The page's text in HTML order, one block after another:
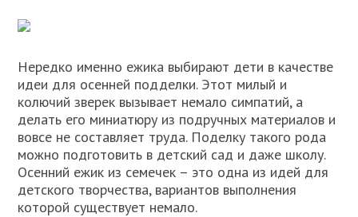
Нередко именно ежика выбирают дети в качестве
идеи для осенней подделки. Этот милый и
колючий зверек вызывает немало симпатий, а
делать его миниатюру из подручных материалов и
вовсе не составляет труда. Поделку такого рода
можно подготовить в детский сад и даже школу.
Осенний ежик из семечек – это одна из идей для
детского творчества, вариантов выполнения
которой существует немало.